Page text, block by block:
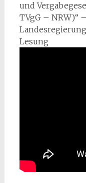
und
TVgG – NRW)“
Lesung